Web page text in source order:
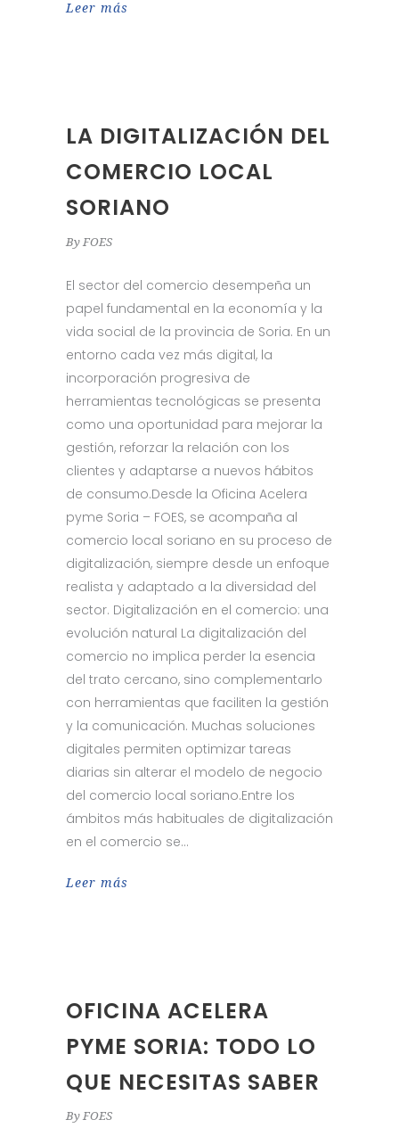
Leer más
LA DIGITALIZACIÓN DEL
COMERCIO LOCAL
SORIANO
By FOES
El sector del comercio desempeña un
papel fundamental en la economía y la
vida social de la provincia de Soria. En un
entorno cada vez más digital, la
incorporación progresiva de
herramientas tecnológicas se presenta
como una oportunidad para mejorar la
gestión, reforzar la relación con los
clientes y adaptarse a nuevos hábitos
de consumo.Desde la Oficina Acelera
pyme Soria – FOES, se acompaña al
comercio local soriano en su proceso de
digitalización, siempre desde un enfoque
realista y adaptado a la diversidad del
sector. Digitalización en el comercio: una
evolución natural La digitalización del
comercio no implica perder la esencia
del trato cercano, sino complementarlo
con herramientas que faciliten la gestión
y la comunicación. Muchas soluciones
digitales permiten optimizar tareas
diarias sin alterar el modelo de negocio
del comercio local soriano.Entre los
ámbitos más habituales de digitalización
en el comercio se
Leer más
OFICINA ACELERA
PYME SORIA: TODO LO
QUE NECESITAS SABER
By FOES